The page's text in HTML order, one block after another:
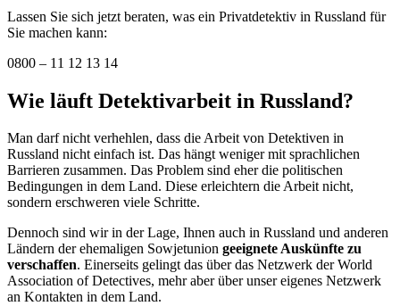
Lassen Sie sich jetzt beraten, was ein Privatdetektiv in Russland für
Sie machen kann:
0800 – 11 12 13 14
Wie läuft Detektivarbeit in Russland?
Man darf nicht verhehlen, dass die Arbeit von Detektiven in
Russland nicht einfach ist. Das hängt weniger mit sprachlichen
Barrieren zusammen. Das Problem sind eher die politischen
Bedingungen in dem Land. Diese erleichtern die Arbeit nicht,
sondern erschweren viele Schritte.
Dennoch sind wir in der Lage, Ihnen auch in Russland und anderen
Ländern der ehemaligen Sowjetunion geeignete Auskünfte zu
verschaffen. Einerseits gelingt das über das Netzwerk der World
Association of Detectives, mehr aber über unser eigenes Netzwerk
an Kontakten in dem Land.